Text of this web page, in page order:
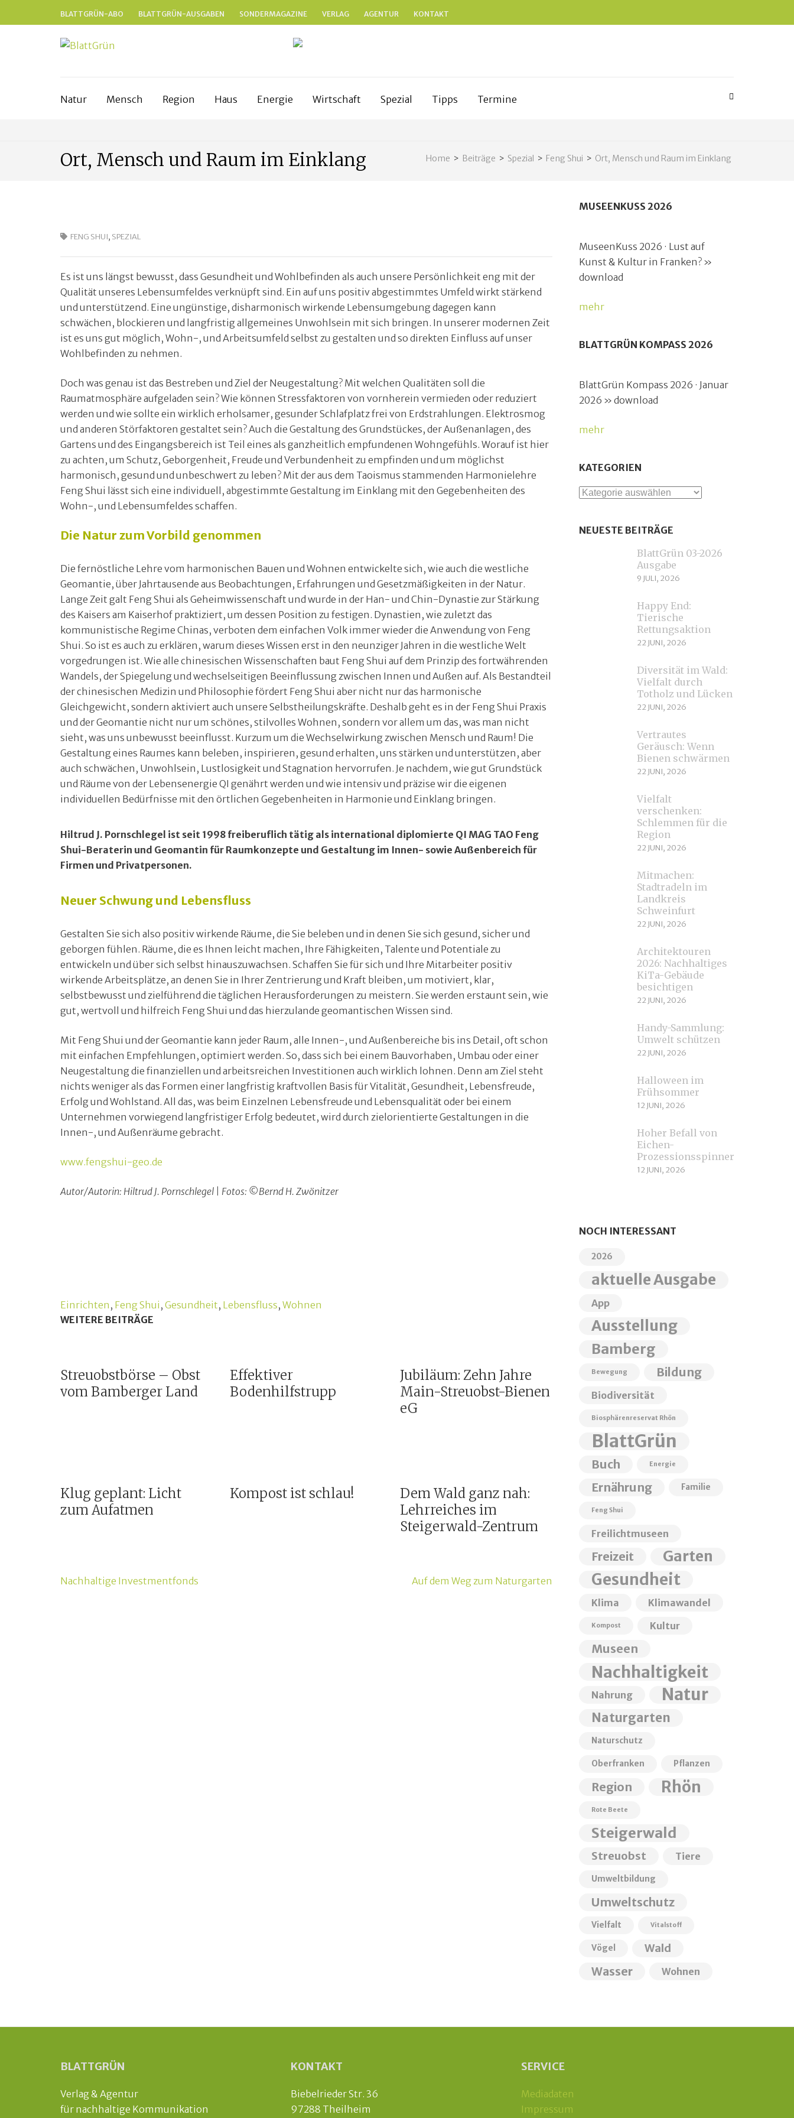
BLATTGRÜN-ABO BLATTGRÜN-AUSGABEN SONDERMAGAZINE VERLAG AGENTUR KONTAKT
Natur Mensch Region Haus Energie Wirtschaft Spezial Tipps Termine
Home > Beiträge > Spezial > Feng Shui > Ort, Mensch und Raum im Einklang
Ort, Mensch und Raum im Einklang
FENG SHUI, SPEZIAL
Es ist uns längst bewusst, dass Gesundheit und Wohlbefinden als auch unsere Persönlichkeit eng mit der
Qualität unseres Lebensumfeldes verknüpft sind. Ein auf uns positiv abgestimmtes Umfeld wirkt stärkend
und unterstützend. Eine ungünstige, disharmonisch wirkende Lebensumgebung dagegen kann
schwächen, blockieren und langfristig allgemeines Unwohlsein mit sich bringen. In unserer modernen Zeit
ist es uns gut möglich, Wohn-, und Arbeitsumfeld selbst zu gestalten und so direkten Einfluss auf unser
Wohlbefinden zu nehmen.
Doch was genau ist das Bestreben und Ziel der Neugestaltung? Mit welchen Qualitäten soll die
Raumatmosphäre aufgeladen sein? Wie können Stressfaktoren von vornherein vermieden oder reduziert
werden und wie sollte ein wirklich erholsamer, gesunder Schlafplatz frei von Erdstrahlungen. Elektrosmog
und anderen Störfaktoren gestaltet sein? Auch die Gestaltung des Grundstückes, der Außenanlagen, des
Gartens und des Eingangsbereich ist Teil eines als ganzheitlich empfundenen Wohngefühls. Worauf ist hier
zu achten, um Schutz, Geborgenheit, Freude und Verbundenheit zu empfinden und um möglichst
harmonisch, gesund und unbeschwert zu leben? Mit der aus dem Taoismus stammenden Harmonielehre
Feng Shui lässt sich eine individuell, abgestimmte Gestaltung im Einklang mit den Gegebenheiten des
Wohn-, und Lebensumfeldes schaffen.
Die Natur zum Vorbild genommen
Die fernöstliche Lehre vom harmonischen Bauen und Wohnen entwickelte sich, wie auch die westliche
Geomantie, über Jahrtausende aus Beobachtungen, Erfahrungen und Gesetzmäßigkeiten in der Natur.
Lange Zeit galt Feng Shui als Geheimwissenschaft und wurde in der Han- und Chin-Dynastie zur Stärkung
des Kaisers am Kaiserhof praktiziert, um dessen Position zu festigen. Dynastien, wie zuletzt das
kommunistische Regime Chinas, verboten dem einfachen Volk immer wieder die Anwendung von Feng
Shui. So ist es auch zu erklären, warum dieses Wissen erst in den neunziger Jahren in die westliche Welt
vorgedrungen ist. Wie alle chinesischen Wissenschaften baut Feng Shui auf dem Prinzip des fortwährenden
Wandels, der Spiegelung und wechselseitigen Beeinflussung zwischen Innen und Außen auf. Als Bestandteil
der chinesischen Medizin und Philosophie fördert Feng Shui aber nicht nur das harmonische
Gleichgewicht, sondern aktiviert auch unsere Selbstheilungskräfte. Deshalb geht es in der Feng Shui Praxis
und der Geomantie nicht nur um schönes, stilvolles Wohnen, sondern vor allem um das, was man nicht
sieht, was uns unbewusst beeinflusst. Kurzum um die Wechselwirkung zwischen Mensch und Raum! Die
Gestaltung eines Raumes kann beleben, inspirieren, gesund erhalten, uns stärken und unterstützen, aber
auch schwächen, Unwohlsein, Lustlosigkeit und Stagnation hervorrufen. Je nachdem, wie gut Grundstück
und Räume von der Lebensenergie QI genährt werden und wie intensiv und präzise wir die eigenen
individuellen Bedürfnisse mit den örtlichen Gegebenheiten in Harmonie und Einklang bringen.
Hiltrud J. Pornschlegel ist seit 1998 frei­beruflich tätig als international diplomierte QI MAG TAO Feng
Shui-Beraterin und Geomantin für Raumkonzepte und Gestaltung im Innen- sowie Außenbereich für
Firmen und Privatpersonen.
Neuer Schwung und Lebensfluss
Gestalten Sie sich also positiv wirkende Räume, die Sie beleben und in denen Sie sich gesund, sicher und
geborgen fühlen. Räume, die es Ihnen leicht machen, Ihre Fähigkeiten, Talente und Potentiale zu
entwickeln und über sich selbst hinauszuwachsen. Schaffen Sie für sich und Ihre Mitarbeiter positiv
wirkende Arbeitsplätze, an denen Sie in Ihrer Zentrierung und Kraft bleiben, um motiviert, klar,
selbstbewusst und zielführend die täglichen Herausforderungen zu meistern. Sie werden erstaunt sein, wie
gut, wertvoll und hilfreich Feng Shui und das hierzulande geomantischen Wissen sind.
Mit Feng Shui und der Geomantie kann jeder Raum, alle Innen-, und Außenbereiche bis ins Detail, oft schon
mit einfachen Empfehlungen, optimiert werden. So, dass sich bei einem Bauvorhaben, Umbau oder einer
Neugestaltung die finanziellen und arbeitsreichen Investitionen auch wirklich lohnen. Denn am Ziel steht
nichts weniger als das Formen einer langfristig kraftvollen Basis für Vitalität, Gesundheit, Lebensfreude,
Erfolg und Wohlstand. All das, was beim Einzelnen Lebensfreude und Lebensqualität oder bei einem
Unternehmen vorwiegend langfristiger Erfolg bedeutet, wird durch zielorientierte Gestaltungen in die
Innen-, und Außenräume gebracht.
www.fengshui-geo.de
Autor/Autorin: Hiltrud J. Pornschlegel | Fotos: ©Bernd H. Zwönitzer
Einrichten , Feng Shui , Gesundheit, Lebensfluss, Wohnen
WEITERE BEITRÄGE
Streuobstbörse – Obst
vom Bamberger Land
Effektiver
Bodenhilfstrupp
Jubiläum: Zehn Jahre
Main-Streuobst-Bienen
eG
Klug geplant: Licht
zum Aufatmen
Kompost ist schlau!
Dem Wald ganz nah:
Lehrreiches im
Steigerwald-Zentrum
Beitragsnavigation
Nachhaltige Investmentfonds Auf dem Weg zum Naturgarten
MUSEENKUSS 2026
MuseenKuss 2026 · Lust auf
Kunst & Kultur in Franken? »
download
mehr
BLATTGRÜN KOMPASS 2026
BlattGrün Kompass 2026 · Januar
2026 » download
mehr
KATEGORIEN
Kategorien
NEUESTE BEITRÄGE
BlattGrün 03-2026
Ausgabe
9 JULI, 2026
Happy End:
Tierische
Rettungsaktion
22 JUNI, 2026
Diversität im Wald:
Vielfalt durch
Totholz und Lücken
22 JUNI, 2026
Vertrautes
Geräusch: Wenn
Bienen schwärmen
22 JUNI, 2026
Vielfalt
verschenken:
Schlemmen für die
Region
22 JUNI, 2026
Mitmachen:
Stadtradeln im
Landkreis
Schweinfurt
22 JUNI, 2026
Architektouren
2026: Nachhaltiges
KiTa-Gebäude
besichtigen
22 JUNI, 2026
Handy-Sammlung:
Umwelt schützen
22 JUNI, 2026
Halloween im
Frühsommer
12 JUNI, 2026
Hoher Befall von
Eichen-
Prozessionsspinnern
12 JUNI, 2026
NOCH INTERESSANT
2026
aktuelle Ausgabe
App
Ausstellung
Bamberg
Bewegung Bildung
Biodiversität
Biosphärenreservat Rhön
BlattGrün
Buch Energie
Ernährung Familie
Feng Shui
Freilichtmuseen
Freizeit Garten
Gesundheit
Klima Klimawandel
Kompost Kultur
Museen
Nachhaltigkeit
Nahrung Natur
Naturgarten
Naturschutz
Oberfranken Pflanzen
Region Rhön
Rote Beete
Steigerwald
Streuobst Tiere
Umweltbildung
Umweltschutz
Vielfalt Vitalstoff
Vögel Wald
Wasser Wohnen
BLATTGRÜN
Verlag & Agentur
für nachhaltige Kommunikation
KONTAKT
Biebelrieder Str. 36
97288 Theilheim
SERVICE
Mediadaten
Impressum